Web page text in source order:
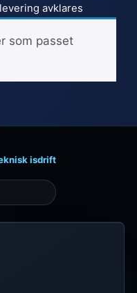
avklares
som passet
isdrift